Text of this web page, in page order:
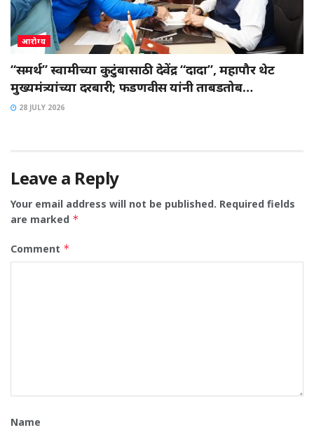
आरोग्य
“समर्थ” स्वामीच्या कुटुंबासाठी देवेंद्र “दादा”, महापौर थेट
मुख्यमंत्र्यांच्या दरबारी; फडणवीस यांनी ताबडतोब…
28 JULY 2026
Leave a Reply
Your email address will not be published. Required fields
are marked *
Comment *
Name